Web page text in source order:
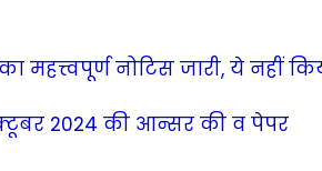
महत्त्वपूर्ण नोटिस जारी, ये नहीं
2024 की आन्सर की व पेपर